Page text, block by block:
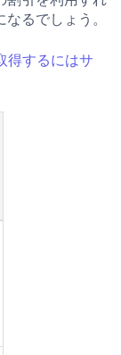
るでしょう。
得するにはサ